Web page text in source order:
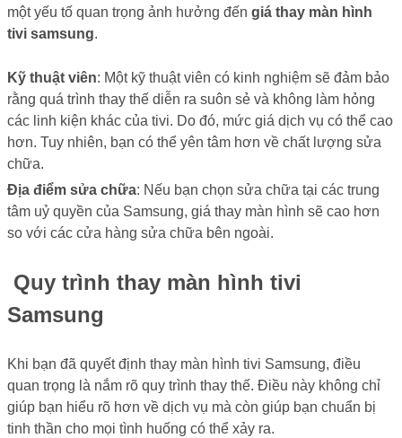
một yếu tố quan trọng ảnh hưởng đến giá thay màn hình
tivi samsung.
Kỹ thuật viên: Một kỹ thuật viên có kinh nghiệm sẽ đảm bảo
rằng quá trình thay thế diễn ra suôn sẻ và không làm hỏng
các linh kiện khác của tivi. Do đó, mức giá dịch vụ có thể cao
hơn. Tuy nhiên, bạn có thể yên tâm hơn về chất lượng sửa
chữa.
Địa điểm sửa chữa: Nếu bạn chọn sửa chữa tại các trung
tâm uỷ quyền của Samsung, giá thay màn hình sẽ cao hơn
so với các cửa hàng sửa chữa bên ngoài.
Quy trình thay màn hình tivi
Samsung
Khi bạn đã quyết định thay màn hình tivi Samsung, điều
quan trọng là nắm rõ quy trình thay thế. Điều này không chỉ
giúp bạn hiểu rõ hơn về dịch vụ mà còn giúp bạn chuẩn bị
tinh thần cho mọi tình huống có thể xảy ra.